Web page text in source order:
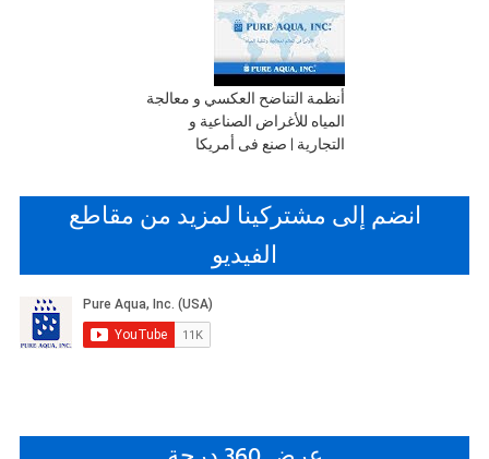
أنظمة التناضح العكسي و معالجة
المياه للأغراض الصناعية و
التجارية | صنع فى أمريكا
انضم إلى مشتركينا لمزيد من مقاطع
الفيديو